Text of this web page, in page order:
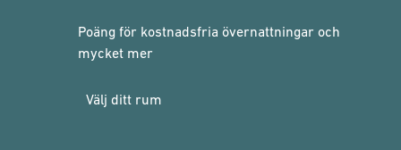
Poäng för kostnadsfria övernattningar och
mycket mer
Välj ditt rum